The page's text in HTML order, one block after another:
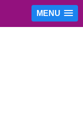
MENU